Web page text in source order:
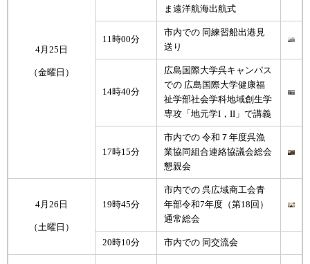
4月25日
（金曜日）
ま遠洋航海出航式
11時00分
市内での 同練習船出港見
送り
14時40分
広島国際大学呉キャンパス
での 広島国際大学健康福
祉学部社会学科地域創生学
専攻「地元学I，II」で講義
17時15分
市内での 令和７年度呉漁
業協同組合連絡協議会総会
懇親会
4月26日
（土曜日）
19時45分
市内での 呉広域商工会青
年部令和7年度（第18回）
通常総会
20時10分 市内での 同交流会